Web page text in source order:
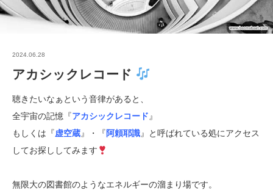
2024.06.28
アカシックレコード
聴きたいなぁという音律があると、
全宇宙の記憶『アカシックレコード 』
もしくは『虚空蔵』・『阿頼耶識』と呼ばれている処にアクセス
してお探ししてみます
無限大の図書館のようなエネルギーの溜まり場です。